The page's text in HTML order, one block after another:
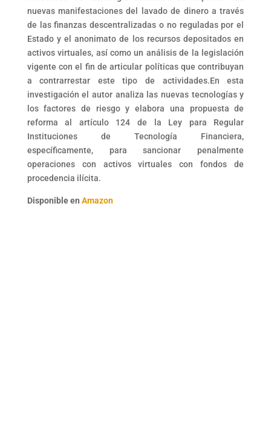
nuevas manifestaciones del lavado de dinero a través
de las finanzas descentralizadas o no reguladas por el
Estado y el anonimato de los recursos depositados en
activos virtuales, así como un análisis de la legislación
vigente con el fin de articular políticas que contribuyan
a contrarrestar este tipo de actividades.En esta
investigación el autor analiza las nuevas tecnologías y
los factores de riesgo y elabora una propuesta de
reforma al artículo 124 de la Ley para Regular
Instituciones de Tecnología Financiera,
específicamente, para sancionar penalmente
operaciones con activos virtuales con fondos de
procedencia ilícita.
Disponible en Amazon